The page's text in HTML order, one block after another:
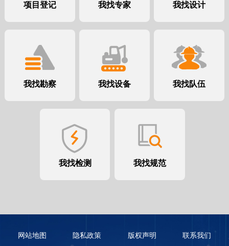
项目登记 我找专家 我找设计
我找勘察 我找设备 我找队伍
我找检测 我找规范
网站地图 隐私政策 版权声明 联系我们